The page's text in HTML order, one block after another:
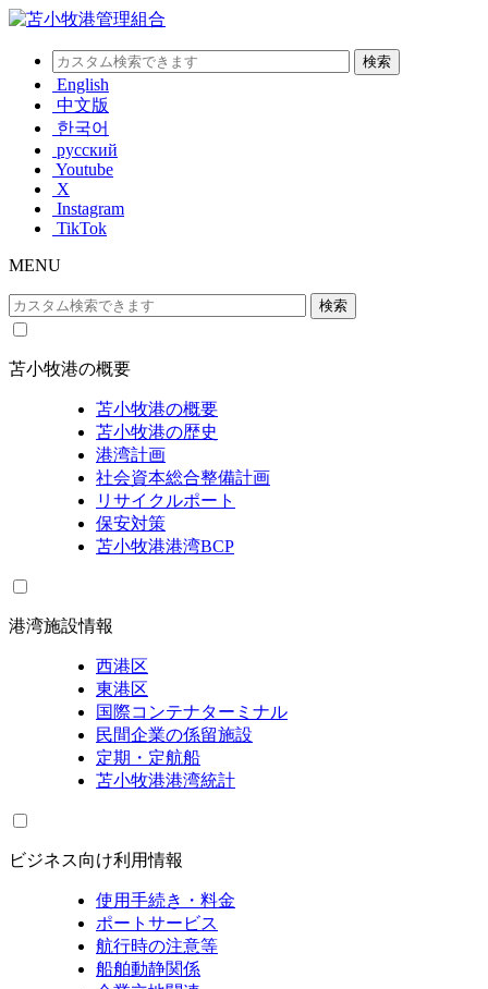
English
中文版
한국어
русский
Youtube
X
Instagram
TikTok
MENU
苫小牧港の概要
苫小牧港の概要
苫小牧港の歴史
港湾計画
社会資本総合整備計画
リサイクルポート
保安対策
苫小牧港港湾BCP
港湾施設情報
西港区
東港区
国際コンテナターミナル
民間企業の係留施設
定期・定航船
苫小牧港港湾統計
ビジネス向け利用情報
使用手続き・料金
ポートサービス
航行時の注意等
船舶動静関係